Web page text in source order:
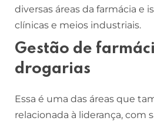
diversas áreas da farmácia e
clínicas e meios industriais.
Gestão de
drogarias
Essa é uma das áreas que
relacionada à liderança, com